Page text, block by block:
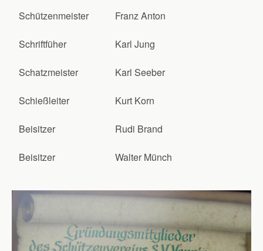
Schützenmeister
Franz Anton
Schriftfüher Karl Jung
Schatzmeister Karl Seeber
Schießleiter Kurt Korn
Beisitzer Rudi Brand
Beisitzer Walter Münch